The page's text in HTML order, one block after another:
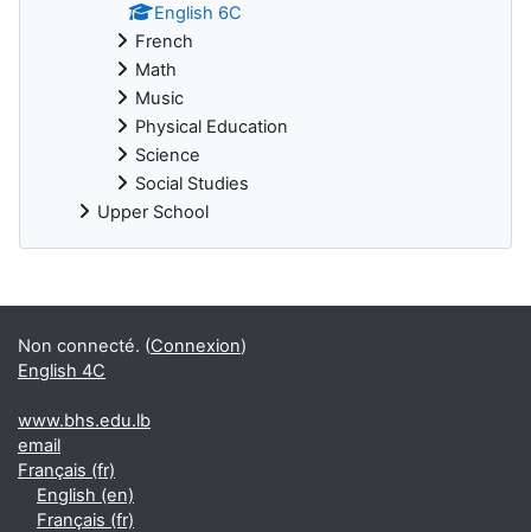
English 6C
French
Math
Music
Physical Education
Science
Social Studies
Upper School
Non connecté. (Connexion)
English 4C
www.bhs.edu.lb
email
Français ‎(fr)‎
English ‎(en)‎
Français ‎(fr)‎